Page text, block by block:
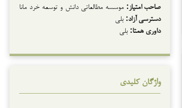
صاحب امتیاز: موسسه مطالعاتی دانش و توسعه خرد مانا
دسترسی آزاد: بلی
داوری همتا: بلی
واژگان کلیدی